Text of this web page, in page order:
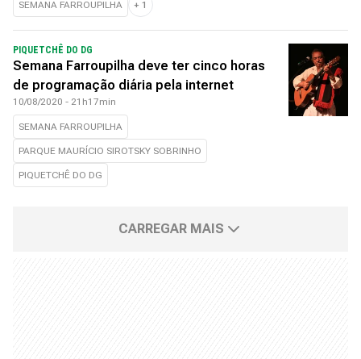
SEMANA FARROUPILHA + 1
PIQUETCHÊ DO DG
Semana Farroupilha deve ter cinco horas
de programação diária pela internet
10/08/2020 - 21h17min
SEMANA FARROUPILHA
PARQUE MAURÍCIO SIROTSKY SOBRINHO
PIQUETCHÊ DO DG
CARREGAR MAIS